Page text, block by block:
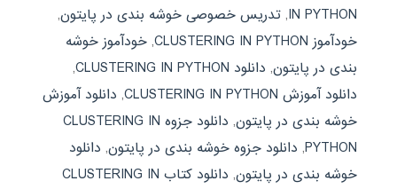
IN PYTHON
, تدریس خصوصی خوشه بندی در پایتون,
خودآموز CLUSTERING IN PYTHON
, خودآموز خوشه
بندی در پایتون, دانلود CLUSTERING IN PYTHON
,
دانلود آموزش CLUSTERING IN PYTHON
, دانلود آموزش
خوشه بندی در پایتون,
دانلود جزوه CLUSTERING IN
PYTHON
, دانلود جزوه خوشه بندی در پایتون, دانلود
خوشه بندی در پایتون,
دانلود کتاب CLUSTERING IN